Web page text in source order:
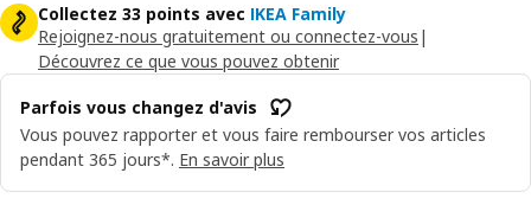
Collectez 33 points avec IKEA Family
Rejoignez-nous gratuitement ou connectez-vous |
Découvrez ce que vous pouvez obtenir
Parfois vous changez d'avis
Vous pouvez rapporter et vous faire rembourser vos articles
pendant 365 jours*. En savoir plus